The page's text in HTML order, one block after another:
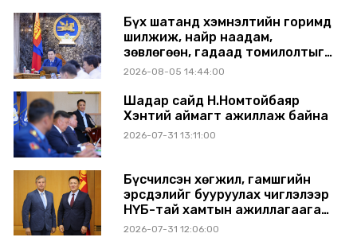
Бүх шатанд хэмнэлтийн горимд
шилжиж, найр наадам,
зөвлөгөөн, гадаад томилолтыг
хориглолоо
2026-08-05 14:44:00
Шадар сайд Н.Номтойбаяр
Хэнтий аймагт ажиллаж байна
2026-07-31 13:11:00
Бүсчилсэн хөгжил, гамшгийн
эрсдэлийг бууруулах чиглэлээр
НҮБ-тай хамтын ажиллагаагаа
өргөжүүлэхээр санал солилцлоо
2026-07-31 12:06:00